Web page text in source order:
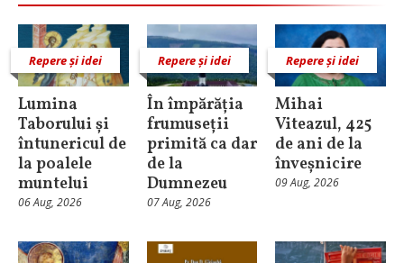
Repere și idei
Lumina
Taborului și
întunericul de
la poalele
muntelui
06 Aug, 2026
Repere și idei
În împărăția
frumuseții
primită ca dar
de la
Dumnezeu
07 Aug, 2026
Repere și idei
Mihai
Viteazul, 425
de ani de la
înveșnicire
09 Aug, 2026